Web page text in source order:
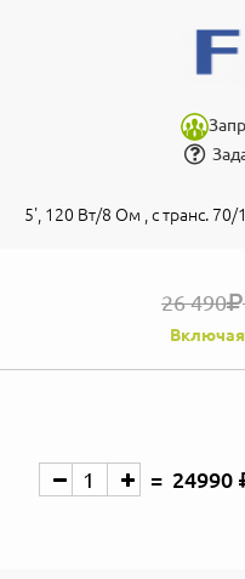
5', 120 Вт/8 Ом , с транс. 70/
26 490
24990